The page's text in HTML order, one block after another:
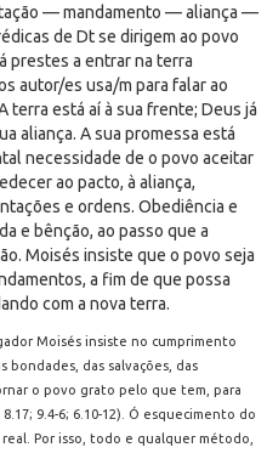
— mandamento — aliança —
de Dt se dirigem ao povo
prestes a entrar na terra
autor/es usa/m para falar ao
terra está aí à sua frente; Deus já
aliança. A sua promessa está
necessidade de o povo aceitar
ao pacto, à aliança,
e ordens. Obediência e
e bênção, ao passo que a
Moisés insiste que o povo seja
a fim de que possa
com a nova terra.
Moisés insiste no cumprimento
bondades, das salvações, das
o povo grato pelo que tem, para
9.4-6; 6.10-12). Ó esquecimento do
Por isso, todo e qualquer método,